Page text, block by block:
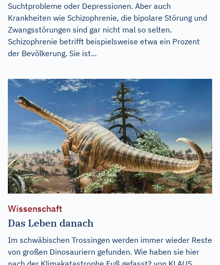
Suchtprobleme oder Depressionen. Aber auch
Krankheiten wie Schizophrenie, die bipolare Störung und
Zwangsstörungen sind gar nicht mal so selten.
Schizophrenie betrifft beispielsweise etwa ein Prozent
der Bevölkerung. Sie ist...
Wissenschaft
Das Leben danach
Im schwäbischen Trossingen werden immer wieder Reste
von großen Dinosauriern gefunden. Wie haben sie hier